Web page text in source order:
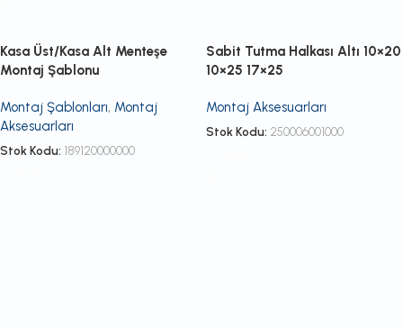
Kasa Üst/Kasa Alt Menteşe
Montaj Şablonu
Montaj Şablonları, Montaj
Aksesuarları
Stok Kodu: 189120000000
Sabit Tutma Halkası Altı 10×20
10×25 17×25
Montaj Aksesuarları
Stok Kodu: 250006001000